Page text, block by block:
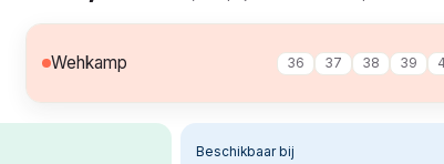
Wehkamp 36 37 38 39
Beschikbaar bij